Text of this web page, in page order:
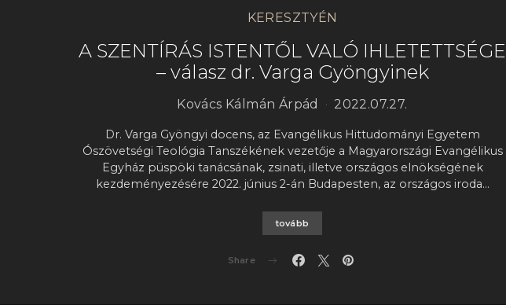
KERESZTYÉN
A SZENTÍRÁS ISTENTŐL VALÓ IHLETETTSÉGE
– válasz dr. Varga Gyöngyinek
Kovács Kálmán Árpád 2022.07.27.
Dr. Varga Gyöngyi docens, az Evangélikus Hittudományi Egyetem
Ószövetségi Teológia Tanszékének vezetője a Magyarországi Evangélikus
Egyház püspöki tanácsának, zsinati, illetve országos elnökségének
kezdeményezésére 2022. június 2-án Budapesten, az országos iroda…
tovább
Share